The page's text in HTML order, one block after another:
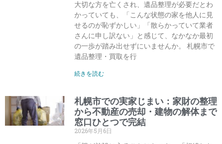
大切な方を亡くされ、遺品整理が必要だとわ
かっていても、「こんな状態の家を他人に見
せるのが恥ずかしい」「散らかっていて業者
さんに申し訳ない」と感じて、なかなか最初
の一歩が踏み出せずにいませんか。 札幌市で
遺品整理・買取を行
続きを読む
札幌市での実家じまい：家財の整理
から不動産の売却・建物の解体まで
窓口ひとつで完結
2026年5月6日